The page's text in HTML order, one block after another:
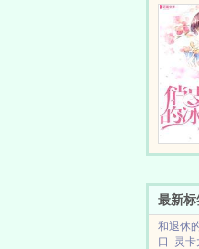
最新标
和退休
口
灵卡